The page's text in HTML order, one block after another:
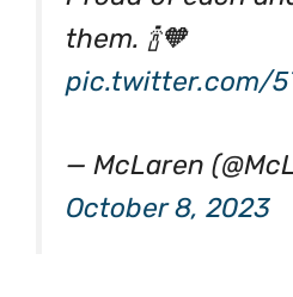
them. 🍾🧡
pic.twitter.com/
— McLaren
October 8, 2023